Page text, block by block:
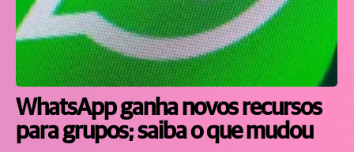
WhatsApp ganha novos recursos
para grupos; saiba o que mudou